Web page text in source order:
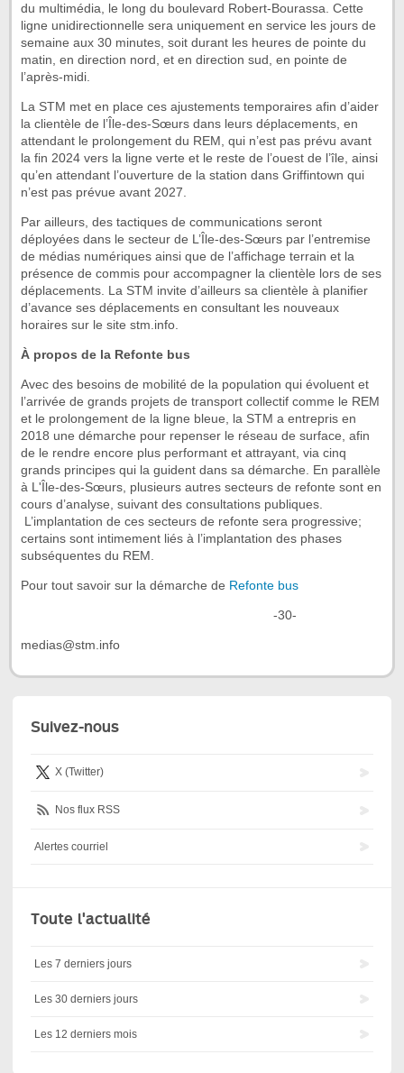
du multimédia, le long du boulevard Robert-Bourassa. Cette
ligne unidirectionnelle sera uniquement en service les jours de
semaine aux 30 minutes, soit durant les heures de pointe du
matin, en direction nord, et en direction sud, en pointe de
l’après-midi.
La STM met en place ces ajustements temporaires afin d’aider
la clientèle de l’Île-des-Sœurs dans leurs déplacements, en
attendant le prolongement du REM, qui n’est pas prévu avant
la fin 2024 vers la ligne verte et le reste de l’ouest de l’île, ainsi
qu’en attendant l’ouverture de la station dans Griffintown qui
n’est pas prévue avant 2027.
Par ailleurs, des tactiques de communications seront
déployées dans le secteur de L’Île-des-Sœurs par l’entremise
de médias numériques ainsi que de l’affichage terrain et la
présence de commis pour accompagner la clientèle lors de ses
déplacements. La STM invite d’ailleurs sa clientèle à planifier
d’avance ses déplacements en consultant les nouveaux
horaires sur le site stm.info.
À propos de la Refonte bus
Avec des besoins de mobilité de la population qui évoluent et
l’arrivée de grands projets de transport collectif comme le REM
et le prolongement de la ligne bleue, la STM a entrepris en
2018 une démarche pour repenser le réseau de surface, afin
de le rendre encore plus performant et attrayant, via cinq
grands principes qui la guident dans sa démarche. En parallèle
à L'Île-des-Sœurs, plusieurs autres secteurs de refonte sont en
cours d’analyse, suivant des consultations publiques.
L’implantation de ces secteurs de refonte sera progressive;
certains sont intimement liés à l’implantation des phases
subséquentes du REM.
Pour tout savoir sur la démarche de Refonte bus
-30-
medias@stm.info
Suivez-nous
X (Twitter)
Nos flux RSS
Alertes courriel
Toute l'actualité
Les 7 derniers jours
Les 30 derniers jours
Les 12 derniers mois